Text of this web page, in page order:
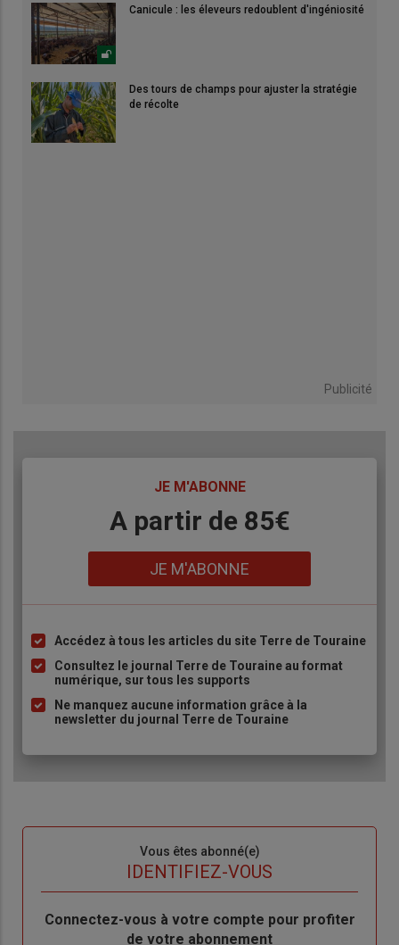
Canicule : les éleveurs redoublent d'ingéniosité
Des tours de champs pour ajuster la stratégie
de récolte
Publicité
JE M'ABONNE
A partir de 85€
JE M'ABONNE
Liste
à
puce
Accédez à tous les articles du site Terre de Touraine
Consultez le journal Terre de Touraine au format
numérique, sur tous les supports
Ne manquez aucune information grâce à la
newsletter du journal Terre de Touraine
Vous êtes abonné(e)
IDENTIFIEZ-VOUS
Body
Connectez-vous à votre compte pour profiter
de votre abonnement